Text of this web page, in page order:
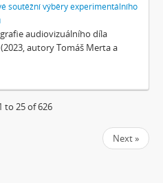
soutěžní výběry experimentálního
audiovizuálního díla
autory Tomáš Merta a
to 25 of 626
Next »